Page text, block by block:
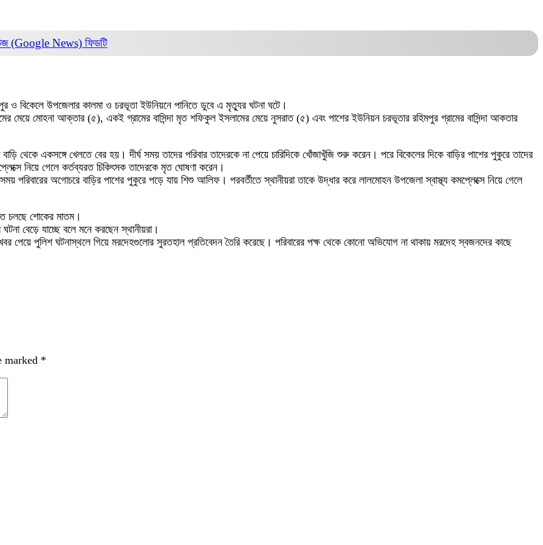
(Google News) ফিডটি
বিকেলে উপজেলার কালমা ও চরভূতা ইউনিয়নে পানিতে ডুবে এ মৃত্যুর ঘটনা ঘটে।
মেয়ে মোহনা আক্তার (৫), একই গ্রামের বাসিন্দা মৃত শফিকুল ইসলামের মেয়ে নুসরাত (৫) এবং পাশের ইউনিয়ন চরভূতার রহিমপুর গ্রামের বাসিন্দা আকতার
থেকে একসঙ্গে খেলতে বের হয়। দীর্ঘ সময় তাদের পরিবার তাদেরকে না পেয়ে চারিদিকে খোঁজাখুঁজি শুরু করেন। পরে বিকেলের দিকে বাড়ির পাশের পুকুরে তাদের
নিয়ে গেলে কর্তব্যরত চিকিৎসক তাদেরকে মৃত ঘোষণা করেন।
পরিবারের অগোচরে বাড়ির পাশের পুকুরে পড়ে যায় শিশু আলিফ। পরবর্তীতে স্থানীয়রা তাকে উদ্ধার করে লালমোহন উপজেলা স্বাস্থ্য কমপ্লেক্সে নিয়ে গেলে
চলছে শোকের মাতম।
বেড়ে যাচ্ছে বলে মনে করছেন স্থানীয়রা।
পেয়ে পুলিশ ঘটনাস্থলে গিয়ে মরদেহগুলোর সুরতহাল প্রতিবেদন তৈরি করেছে। পরিবারের পক্ষ থেকে কোনো অভিযোগ না থাকায় মরদেহ স্বজনদের কাছে
marked *